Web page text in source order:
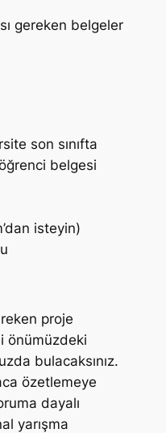
gereken belgeler
son sınıfta
belgesi
’dan isteyin)
proje
önümüzdeki
bulacaksınız.
özetlemeye
dayalı
yarışma